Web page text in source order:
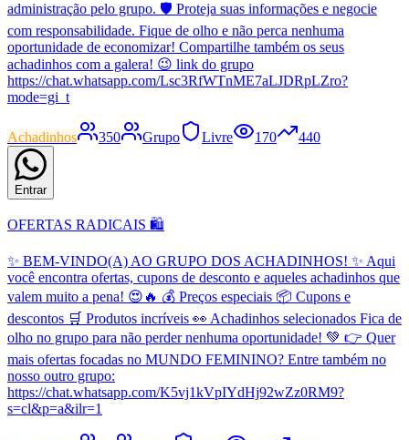
administração pelo grupo. 🛡️ Proteja suas informações e negocie
com responsabilidade. Fique de olho e não perca nenhuma
oportunidade de economizar! Compartilhe também os seus
achadinhos com a galera! 😉 link do grupo
https://chat.whatsapp.com/Lsc3RfWTnME7aLJDRpLZro?
mode=gi_t
Achadinhos 350 Grupo Livre 170 440
Entrar
OFERTAS RADICAIS 🛍️
✨ BEM-VINDO(A) AO GRUPO DOS ACHADINHOS! ✨ Aqui
você encontra ofertas, cupons de desconto e aqueles achadinhos que
valem muito a pena! 😍🔥 💰 Preços especiais 📦 Cupons e
descontos 🛒 Produtos incríveis 👀 Achadinhos selecionados Fica de
olho no grupo para não perder nenhuma oportunidade! 💚 👉 Quer
mais ofertas focadas no MUNDO FEMININO? Entre também no
nosso outro grupo:
https://chat.whatsapp.com/K5vj1kVpIYdHj92wZz0RM9?
s=cl&p=a&ilr=1